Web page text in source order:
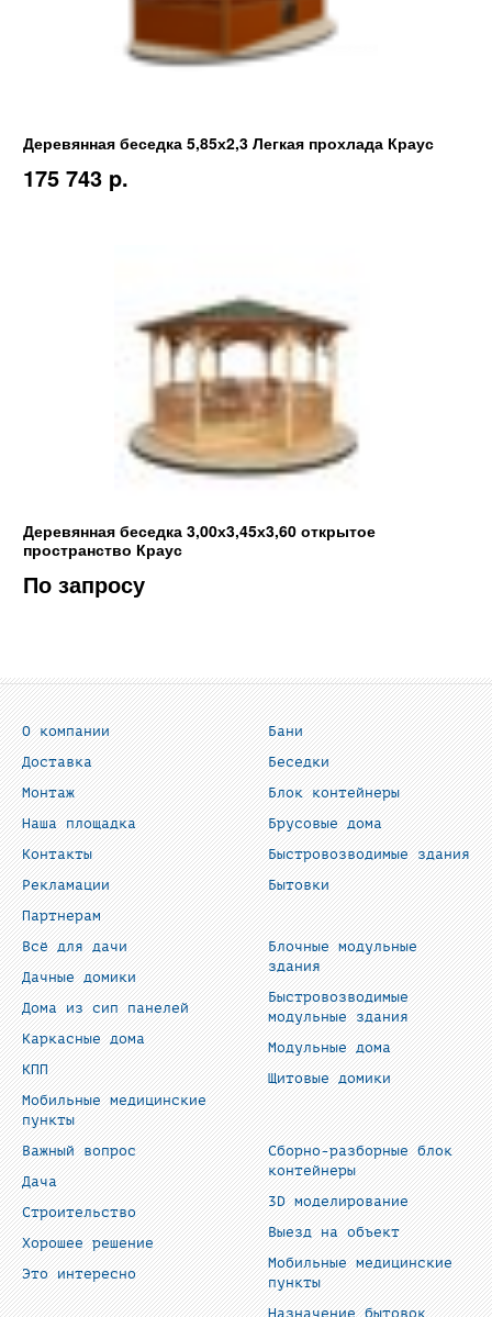
Деревянная беседка 5,85х2,3 Легкая прохлада Краус
175 743 p.
Деревянная беседка 3,00х3,45х3,60 открытое
пространство Краус
По запросу
О компании
Доставка
Монтаж
Наша площадка
Контакты
Рекламации
Партнерам
Бани
Беседки
Блок контейнеры
Брусовые дома
Быстровозводимые здания
Бытовки
Всё для дачи
Дачные домики
Дома из сип панелей
Каркасные дома
КПП
Мобильные медицинские
пункты
Блочные модульные
здания
Быстровозводимые
модульные здания
Модульные дома
Щитовые домики
Важный вопрос
Дача
Строительство
Хорошее решение
Это интересно
Сборно-разборные блок
контейнеры
3D моделирование
Выезд на объект
Мобильные медицинские
пункты
Назначение бытовок